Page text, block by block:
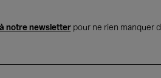
notre newsletterpour ne rien manquer